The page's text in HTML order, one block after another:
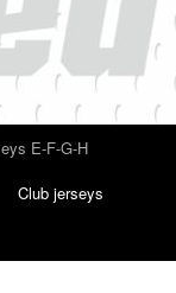
E-F-G-H
Club jerseys